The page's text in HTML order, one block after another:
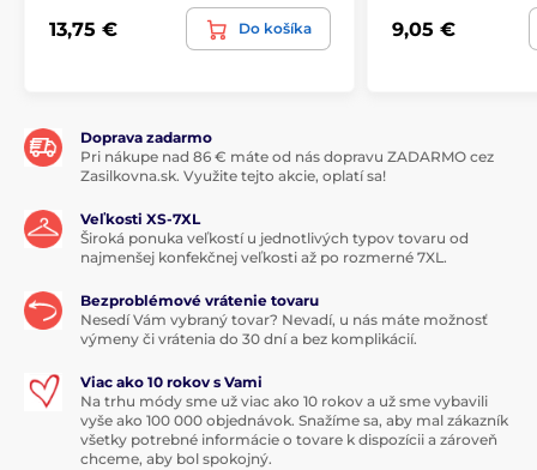
13,75 € Do košíka 9,05 €
Doprava zadarmo
Pri nákupe nad 86 € máte od nás dopravu ZADARMO cez
Zasilkovna.sk. Využite tejto akcie, oplatí sa!
Veľkosti XS-7XL
Široká ponuka veľkostí u jednotlivých typov tovaru od
najmenšej konfekčnej veľkosti až po rozmerné 7XL.
Bezproblémové vrátenie tovaru
Nesedí Vám vybraný tovar? Nevadí, u nás máte možnosť
výmeny či vrátenia do 30 dní a bez komplikácií.
Viac ako 10 rokov s Vami
Na trhu módy sme už viac ako 10 rokov a už sme vybavili
vyše ako 100 000 objednávok. Snažíme sa, aby mal zákazník
všetky potrebné informácie o tovare k dispozícii a zároveň
chceme, aby bol spokojný.